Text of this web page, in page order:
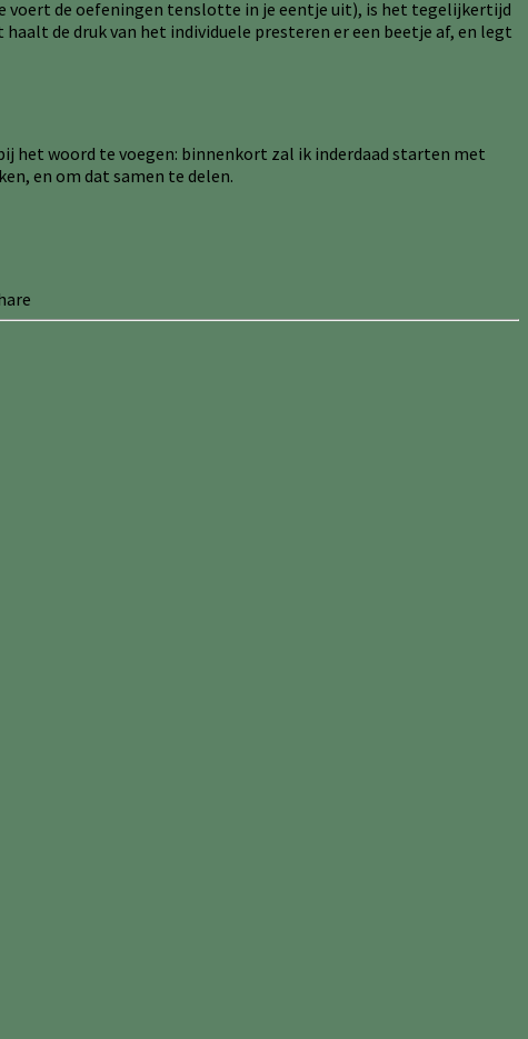
voert de oefeningen tenslotte in je eentje uit), is het tegelijkertijd
de druk van het individuele presteren er een beetje af, en legt
het woord te voegen: binnenkort zal ik inderdaad starten met
en om dat samen te delen.